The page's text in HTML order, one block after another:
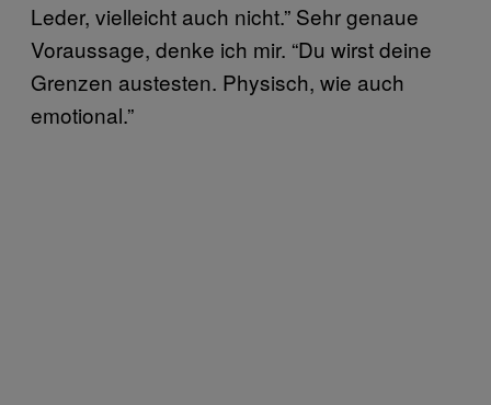
Leder, vielleicht auch nicht.” Sehr genaue
Voraussage, denke ich mir. “Du wirst deine
Grenzen austesten. Physisch, wie auch
emotional.”